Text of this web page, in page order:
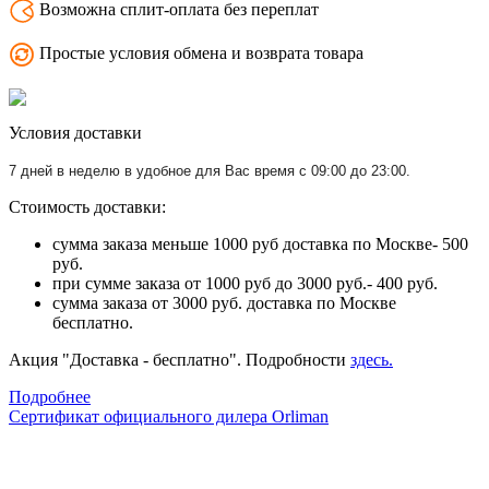
Возможна сплит-оплата без переплат
Простые условия обмена и возврата товара
Условия доставки
7 дней в неделю в удобное для Вас время с 09:00 до 23:00.
Стоимость доставки:
сумма заказа меньше 1000 руб доставка по Москве- 500
руб.
при сумме заказа от 1000 руб до 3000 руб.- 400 руб.
сумма заказа от 3000 руб. доставка по Москве
бесплатно.
Акция "Доставка - бесплатно". Подробности здесь.
Подробнее
Сертификат официального дилера Orliman